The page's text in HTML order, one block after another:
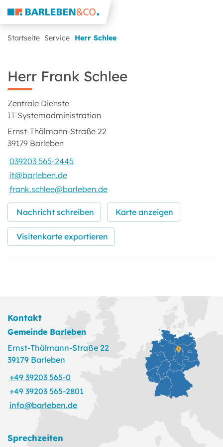
Startseite Service Herr Schlee
Herr Frank Schlee
Zentrale Dienste
IT-Systemadministration
Ernst-Thälmann-Straße 22
39179 Barleben
039203 565-2445
it@barleben.de
frank.schlee@barleben.de
Nachricht schreiben Karte anzeigen
Visitenkarte exportieren
Kontakt
Gemeinde Barleben
Ernst-Thälmann-Straße 22
39179 Barleben
+49 39203 565-0
+49 39203 565-2801
info@barleben.de
Sprechzeiten